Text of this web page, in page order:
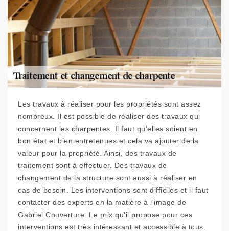
Les travaux à réaliser pour les propriétés sont assez
nombreux. Il est possible de réaliser des travaux qui
concernent les charpentes. Il faut qu'elles soient en
bon état et bien entretenues et cela va ajouter de la
valeur pour la propriété. Ainsi, des travaux de
traitement sont à effectuer. Des travaux de
changement de la structure sont aussi à réaliser en
cas de besoin. Les interventions sont difficiles et il faut
contacter des experts en la matière à l'image de
Gabriel Couverture. Le prix qu'il propose pour ces
interventions est très intéressant et accessible à tous.